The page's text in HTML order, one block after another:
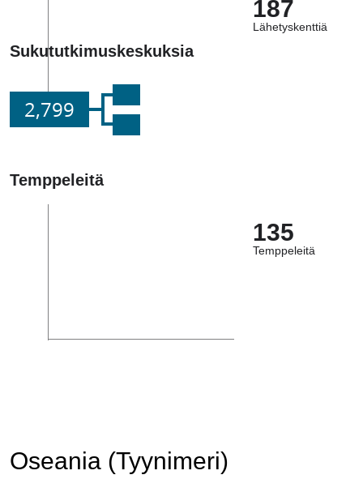
187
Lähetyskenttiä
Sukututkimuskeskuksia
2,799
Temppeleitä
135
Temppeleitä
Oseania (Tyynimeri)